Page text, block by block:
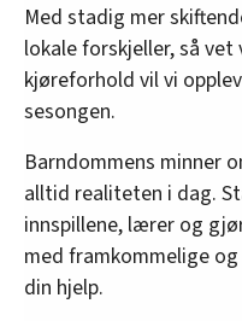
Med stadig mer
lokale forskjeller, så
kjøreforhold vil vi
sesongen.
Barndommens minner
alltid realiteten i dag.
innspillene, lærer og
med framkommelige
din hjelp.